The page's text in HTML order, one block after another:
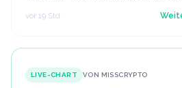
vor 19 Std.
LIVE-CHART VON MISSCRYPTO